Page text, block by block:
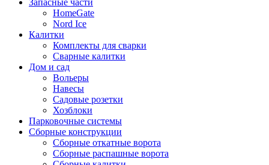
Запасные части
HomeGate
Nord Ice
Калитки
Комплекты для сварки
Сварные калитки
Дом и сад
Вольеры
Навесы
Садовые розетки
Хозблоки
Парковочные системы
Сборные конструкции
Сборные откатные ворота
Сборные распашные ворота